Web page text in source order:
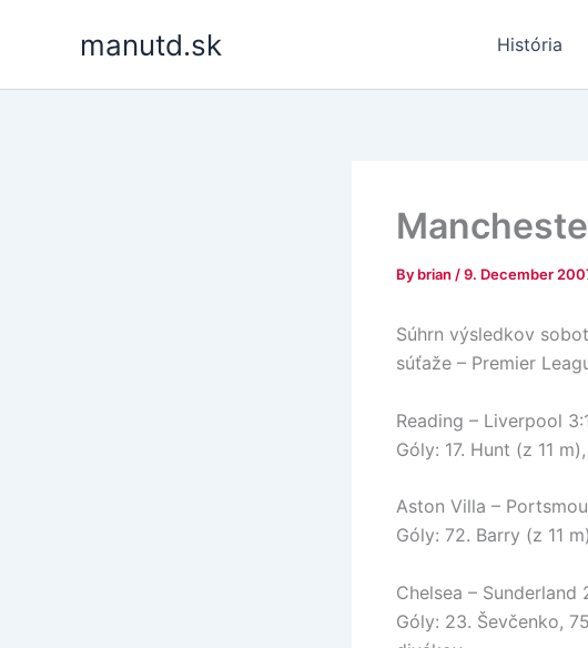
manutd.sk História
By brian /9. December
Súhrn výsledkov
súťaže – Premier
Reading – Liverpool
Góly: 17. Hunt (z 11
Aston Villa –
Góly: 72. Barry (z 11
Chelsea – Sunderland
Góly: 23. Ševčenko,